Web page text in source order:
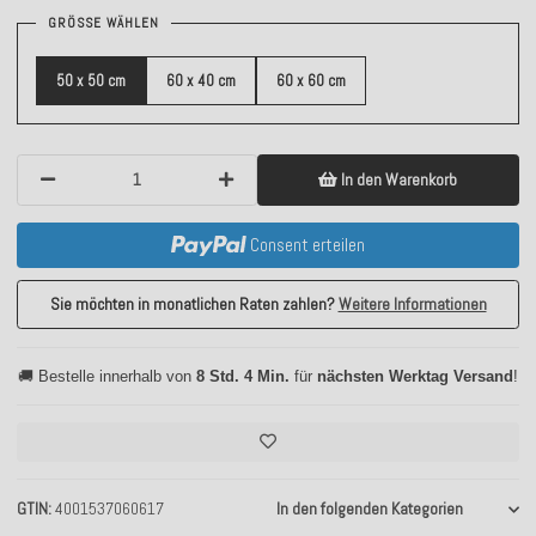
GTIN 4001537060617 In den folgenden Kategorien
GRÖSSE WÄHLEN
50 x 50 cm 60 x 40 cm 60 x 60 cm
In den Warenkorb
Consent erteilen
Sie möchten in monatlichen Raten zahlen?Weitere Informationen
🚚 Bestelle innerhalb von 8 Std. 4 Min. für nächsten Werktag Versand!